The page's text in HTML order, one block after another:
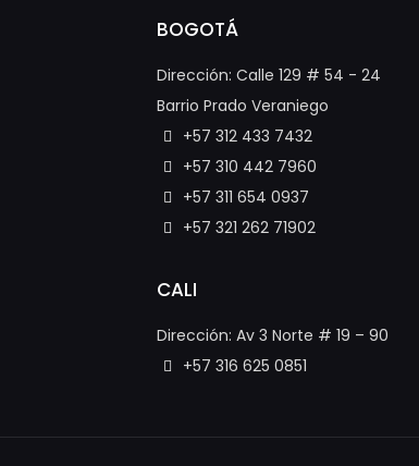
BOGOTÁ
Dirección: Calle 129 # 54 - 24
Barrio Prado Veraniego
+57 312 433 7432
+57 310 442 7960
+57 311 654 0937
+57 321 262 71902
CALI
Dirección: Av 3 Norte # 19 – 90
+57 316 625 0851